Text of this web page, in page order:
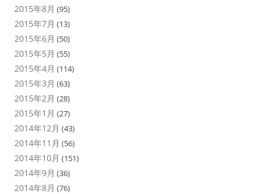
2015年8月 (95)
2015年7月 (13)
2015年6月 (50)
2015年5月 (55)
2015年4月 (114)
2015年3月 (63)
2015年2月 (28)
2015年1月 (27)
2014年12月 (43)
2014年11月 (56)
2014年10月 (151)
2014年9月 (36)
2014年8月 (76)